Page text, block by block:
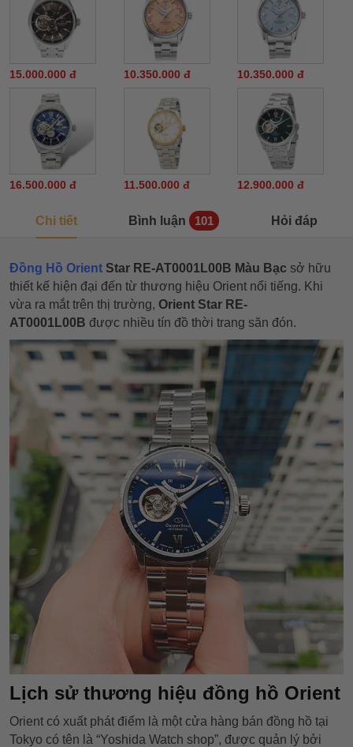
15.000.000 đ 10.350.000 đ 10.350.000 đ
16.500.000 đ 11.500.000 đ 12.900.000 đ
Chi tiết Bình luận 101 Hỏi đáp
Đồng Hồ Orient Star RE-AT0001L00B Màu Bạc sở hữu
thiết kế hiện đại đến từ thương hiệu Orient nổi tiếng. Khi
vừa ra mắt trên thị trường, Orient Star RE-
AT0001L00B được nhiều tín đồ thời trang săn đón.
Lịch sử thương hiệu đồng hồ Orient
Orient có xuất phát điểm là một cửa hàng bán đồng hồ tại
Tokyo có tên là “Yoshida Watch shop”, được quản lý bởi